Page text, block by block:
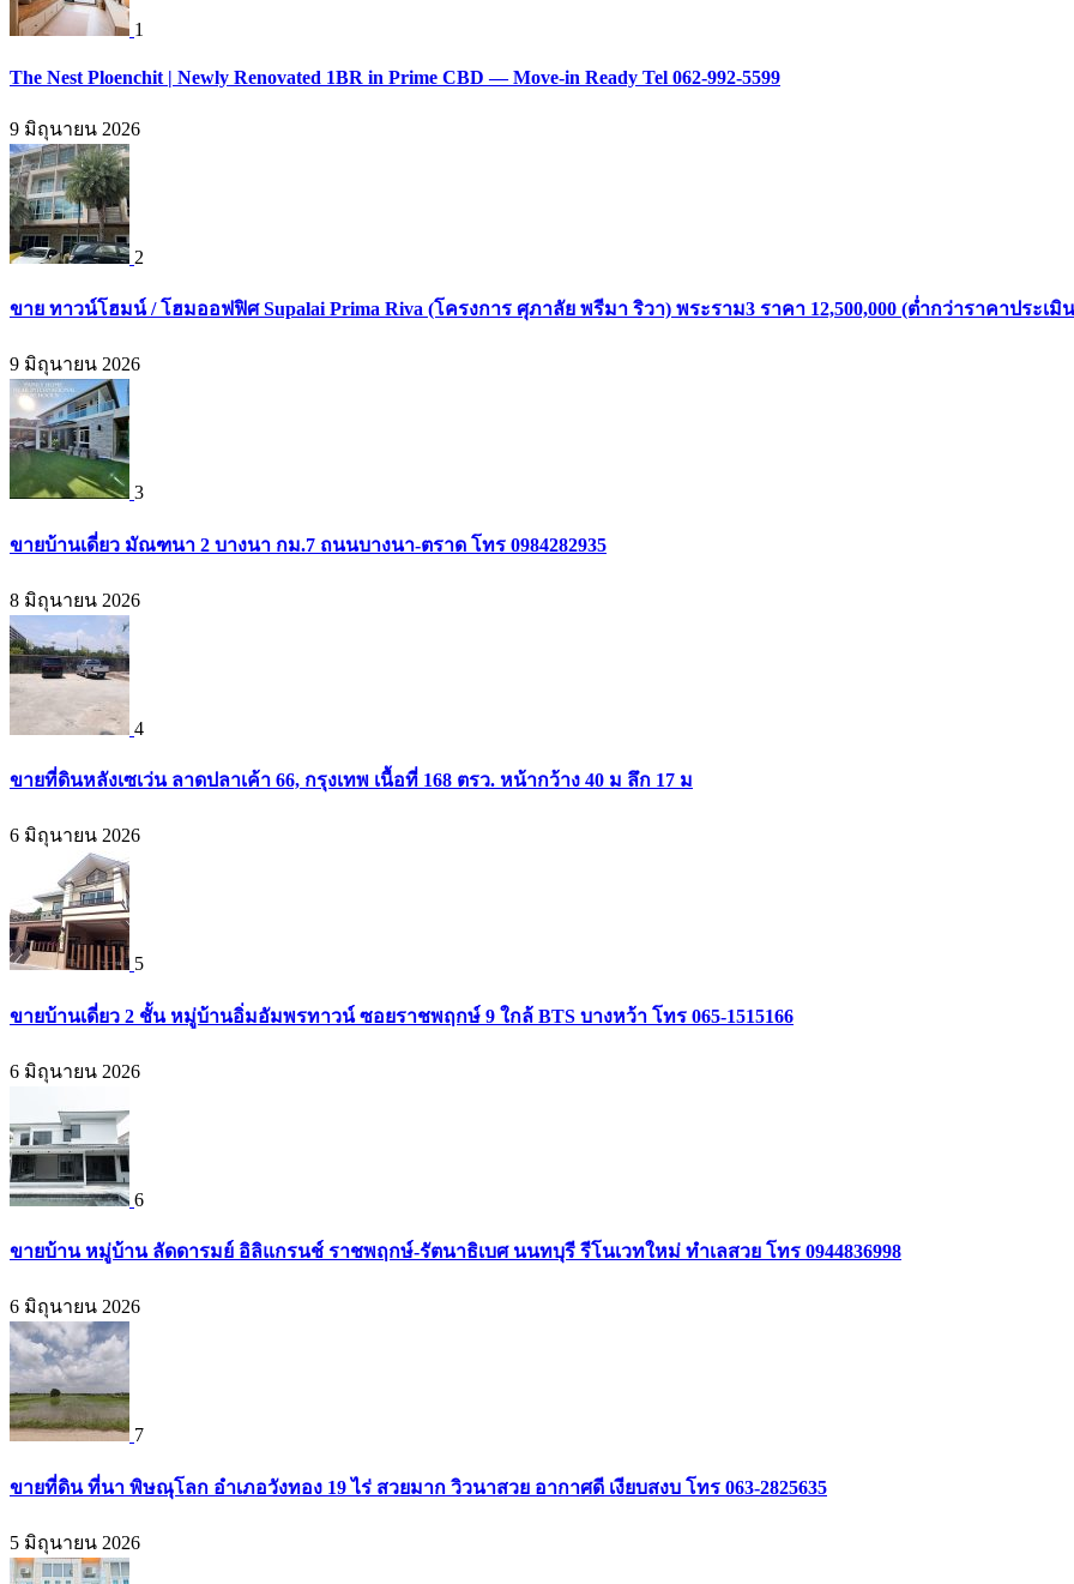
1
The Nest Ploenchit | Newly Renovated 1BR in Prime CBD — Move-in Ready Tel 062-992-5599
9 มิถุนายน 2026
2
ขาย ทาวน์โฮมน์ / โฮมออฟฟิศ Supalai Prima Riva (โครงการ ศุภาลัย พรีมา ริวา) พระราม3 ราคา 12,500,000 (ต่ำกว่าราคาประเมิ
9 มิถุนายน 2026
3
ขายบ้านเดี่ยว มัณฑนา 2 บางนา กม.7 ถนนบางนา-ตราด โทร 0984282935
8 มิถุนายน 2026
4
ขายที่ดินหลังเซเว่น ลาดปลาเค้า 66, กรุงเทพ เนื้อที่ 168 ตรว. หน้ากว้าง 40 ม ลึก 17 ม
6 มิถุนายน 2026
5
ขายบ้านเดี่ยว 2 ชั้น หมู่บ้านอิ่มอัมพรทาวน์ ซอยราชพฤกษ์ 9 ใกล้ BTS บางหว้า โทร 065-1515166
6 มิถุนายน 2026
6
ขายบ้าน หมู่บ้าน ลัดดารมย์ อิลิแกรนช์ ราชพฤกษ์-รัตนาธิเบศ นนทบุรี รีโนเวทใหม่ ทำเลสวย โทร 0944836998
6 มิถุนายน 2026
7
ขายที่ดิน ที่นา พิษณุโลก อำเภอวังทอง 19 ไร่ สวยมาก วิวนาสวย อากาศดี เงียบสงบ โทร 063-2825635
5 มิถุนายน 2026